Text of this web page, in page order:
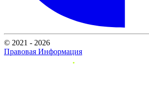
© 2021 - 2026
Правовая Информация